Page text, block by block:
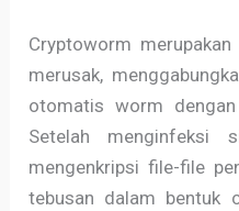
Cryptoworm
merusak,
otomatis worm
Setelah menginfeksi
mengenkripsi file-file
tebusan dalam bentuk